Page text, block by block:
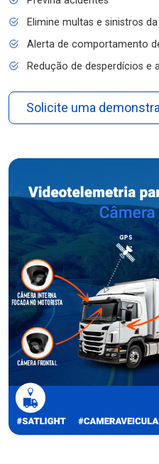
Elimine multas e sinistros
Alerta de comportamento
Redução de desperdícios
Solicite uma